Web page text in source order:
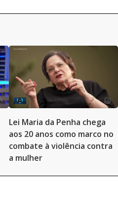
Lei Maria da Penha chega
aos 20 anos como marco no
combate à violência contra
a mulher